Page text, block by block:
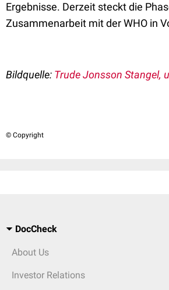
Ergebnisse. Derzeit steckt die
Zusammenarbeit mit der WHO in
Bildquelle: Trude Jonsson Stangel,
© Copyright
DocCheck
About Us
Investor Relations